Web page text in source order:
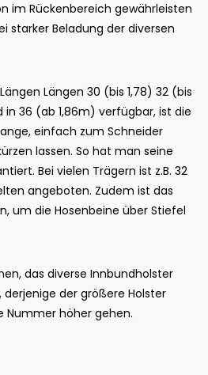
im Rückenbereich gewährleisten
starker Beladung der diversen
Längen 30 (bis 1,78) 32 (bis
in 36 (ab 1,86m) verfügbar, ist die
einfach zum Schneider
lassen. So hat man seine
Bei vielen Trägern ist z.B. 32
angeboten. Zudem ist das
um die Hosenbeine über Stiefel
das diverse Innbundholster
der größere Holster
Nummer höher gehen.